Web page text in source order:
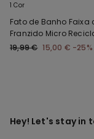
1 Cor
Fato de Banho Faixa
Franzido Micro
19,99 € 15,00 € -25%
Hey! Let's stay in